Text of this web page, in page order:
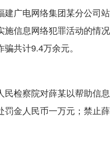
电网络集团某分公司站
施信息网络犯罪活动的情
共计9.4万余元。
察院对薛某以帮助信息
罚金人民币一万元；禁止